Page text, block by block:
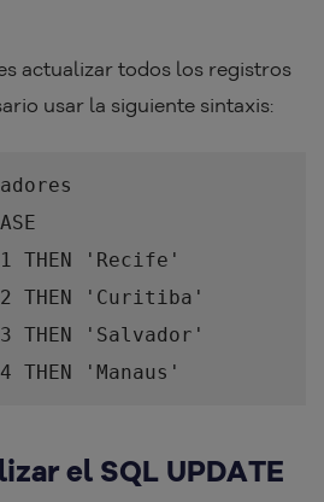
actualizar todos los registros
usar la siguiente sintaxis:
THEN 'Recife'
THEN 'Curitiba'
'Salvador'
'Manaus'
el SQL UPDATE